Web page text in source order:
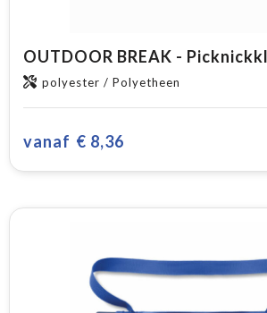
OUTDOOR BREAK -
polyester / Polyetheen
vanaf € 8,36